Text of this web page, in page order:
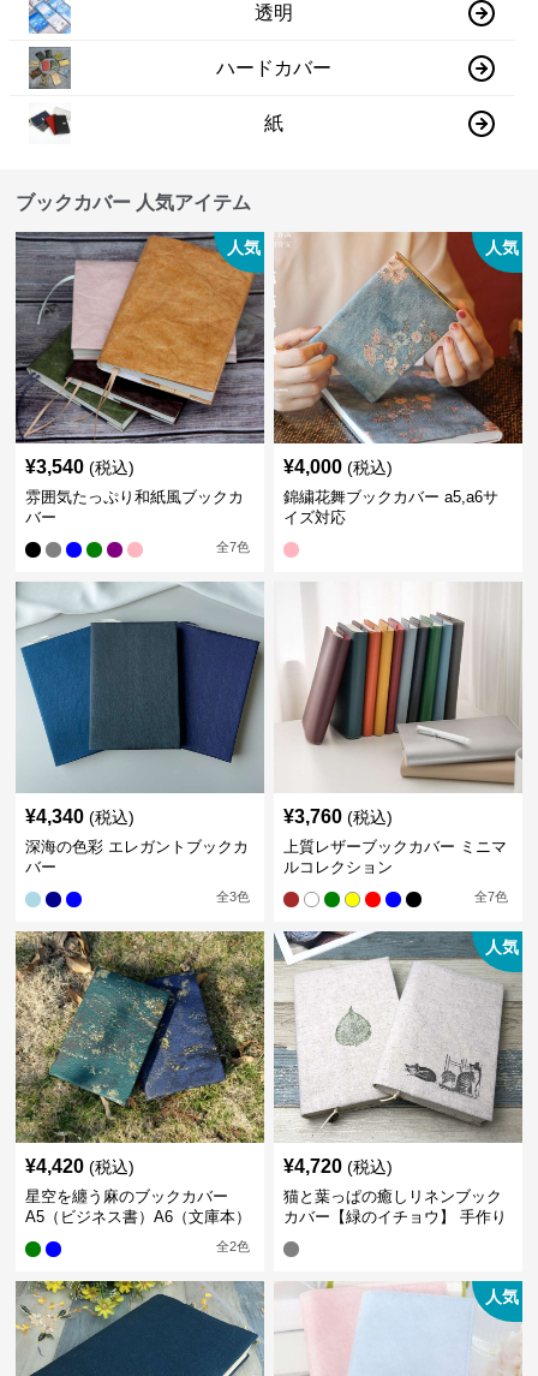
透明
ハードカバー
紙
ブックカバー 人気アイテム
人気
¥3,540 (税込)
雰囲気たっぷり和紙風ブックカ
バー
全7色
人気
¥4,000 (税込)
錦繍花舞ブックカバー a5,a6サ
イズ対応
¥4,340 (税込)
深海の色彩 エレガントブックカ
バー
全3色
¥3,760 (税込)
上質レザーブックカバー ミニマ
ルコレクション
全7色
¥4,420 (税込)
星空を纏う麻のブックカバー
A5（ビジネス書）A6（文庫本）
全2色
人気
¥4,720 (税込)
猫と葉っぱの癒しリネンブック
カバー【緑のイチョウ】 手作り
人気